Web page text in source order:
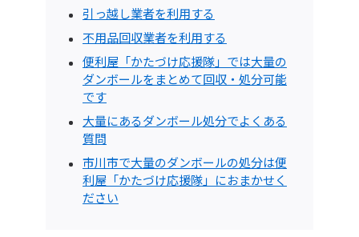
引っ越し業者を利用する
不用品回収業者を利用する
便利屋「かたづけ応援隊」では大量の
ダンボールをまとめて回収・処分可能
です
大量にあるダンボール処分でよくある
質問
市川市で大量のダンボールの処分は便
利屋「かたづけ応援隊」におまかせく
ださい